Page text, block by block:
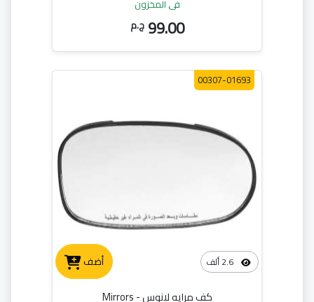
في المخزون
99.00 ج.م
أضف
00307-01693
كف مرايه لانوس - Mirrors